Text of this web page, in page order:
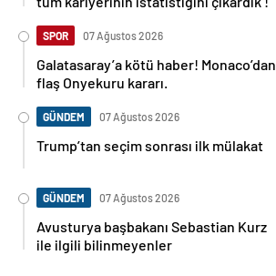
SPOR 07 Ağustos 2026
Galatasaray’a kötü haber! Monaco’dan
flaş Onyekuru kararı.
GÜNDEM 07 Ağustos 2026
Trump’tan seçim sonrası ilk mülakat
GÜNDEM 07 Ağustos 2026
Avusturya başbakanı Sebastian Kurz
ile ilgili bilinmeyenler